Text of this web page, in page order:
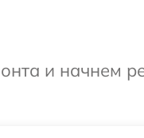
и начнем